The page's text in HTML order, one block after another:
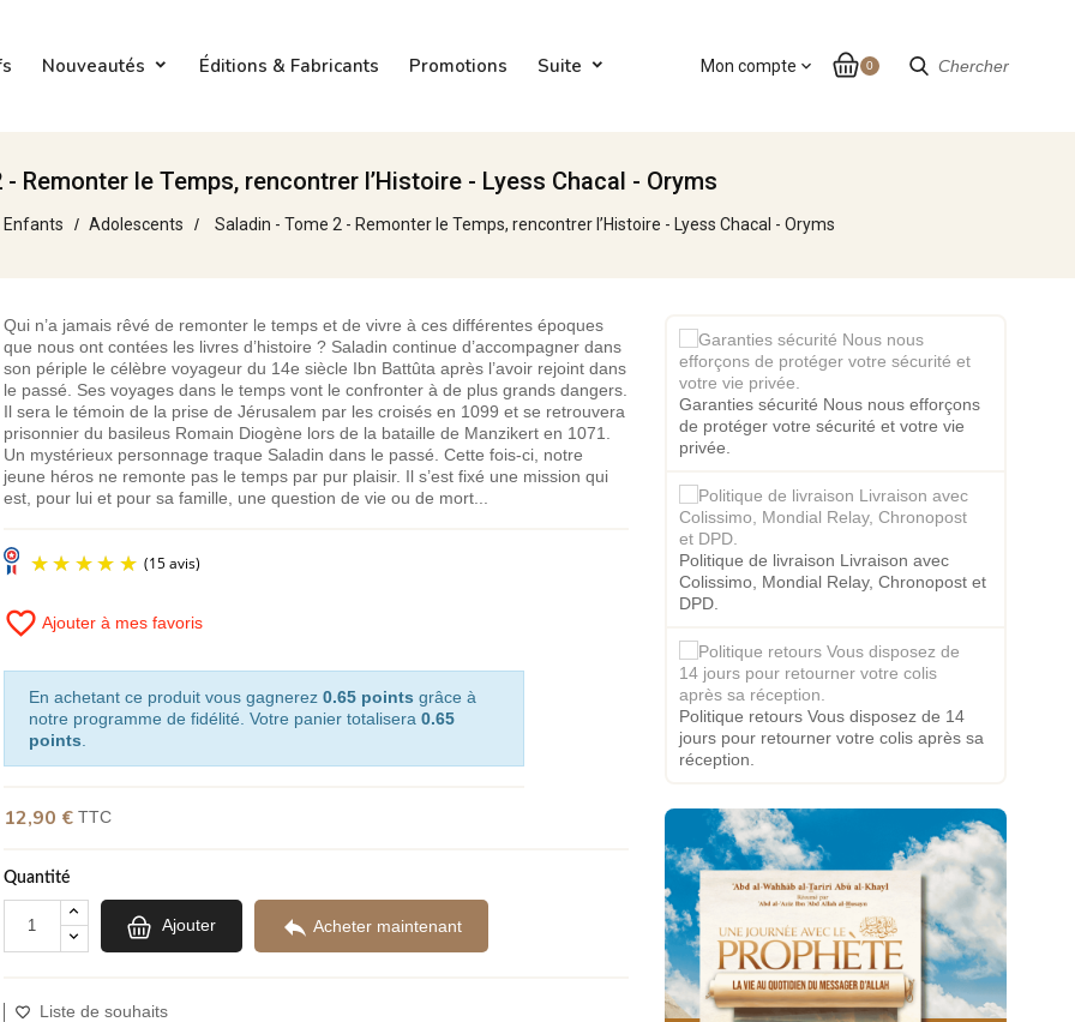
Chercher
Nouveautés Éditions & Fabricants Promotions Suite 0
Mon compte expand_more
Remonter le Temps, rencontrer l’Histoire - Lyess Chacal - Oryms
Enfants Adolescents Saladin - Tome 2 - Remonter le Temps, rencontrer l’Histoire - Lyess Chacal - Oryms
Qui n’a jamais rêvé de remonter le temps et de vivre à ces différentes époques
que nous ont contées les livres d’histoire ? Saladin continue d’accompagner dans
son périple le célèbre voyageur du 14e siècle Ibn Battûta après l’avoir rejoint dans
le passé. Ses voyages dans le temps vont le confronter à de plus grands dangers.
Il sera le témoin de la prise de Jérusalem par les croisés en 1099 et se retrouvera
prisonnier du basileus Romain Diogène lors de la bataille de Manzikert en 1071.
Un mystérieux personnage traque Saladin dans le passé. Cette fois-ci, notre
jeune héros ne remonte pas le temps par pur plaisir. Il s’est fixé une mission qui
est, pour lui et pour sa famille, une question de vie ou de mort...
favorite_border Ajouter à mes favoris
En achetant ce produit vous gagnerez 0.65 points grâce à
notre programme de fidélité. Votre panier totalisera 0.65
points
12,90 €TTC
Quantité
Ajouter  Acheter maintenant
Liste de souhaits
Garanties sécurité Nous nous efforçons
de protéger votre sécurité et votre vie
privée.
Politique de livraison Livraison avec
Colissimo, Mondial Relay, Chronopost et
DPD.
Politique retours Vous disposez de 14
jours pour retourner votre colis après sa
réception.